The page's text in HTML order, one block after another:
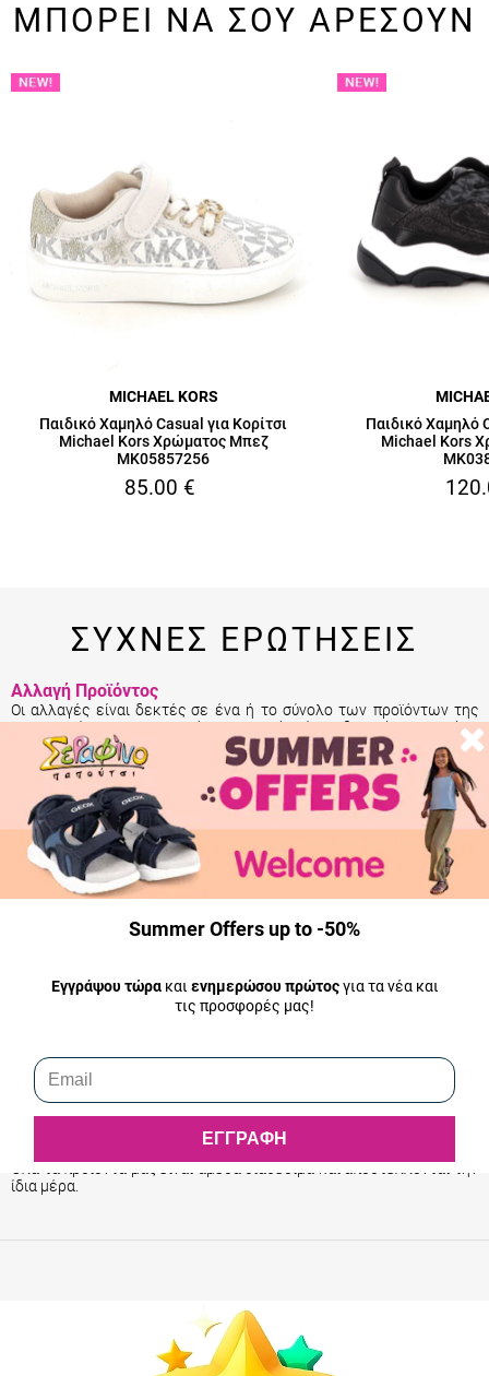
ΜΠΟΡΕΙ ΝΑ ΣΟΥ ΑΡΕΣΟΥΝ
MICHAEL KORS
Παιδικό Χαμηλό Casual για Κορίτσι
Michael Kors Χρώματος Μπεζ
MK05857256
85.00 €
Παιδικό Χαμηλό
Michael Kors
ΣΥΧΝΕΣ ΕΡΩΤΗΣΕΙΣ
Αλλαγή Προϊόντος
Οι αλλαγές είναι δεκτές σε ένα ή το σύνολο των προϊόντων της
παραγγελίας σου. Η πρώτη αλλαγή είναι δωρεάν για κάθε
παραγγελία. Αναλυτικά
Επιστροφή Προϊόντος
Η επιστροφή σε ένα ή το σύνολο των προϊόντων της παραγγελίας
σου γίνεται εντός 14 ημερών από την παραλαβή της. Αναλυτικά
.
παραλάβουμε το προϊόν της επιστροφής. Η κατάθεση του ποσού θα
γίνει στον τραπεζικό λογαριασμό που θα μας υποδείξετε εντός 2
πελάτη. Αναλυτικάεδώ.
ίδια μέρα.
Summer Offers up to -50%
Εγγράψου τώρακαι ενημερώσου πρώτοςγια τα νέα και
τις προσφορές μας!
ΕΓΓΡΑΦΗ